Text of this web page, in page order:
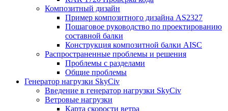
Композитный дизайн
Пример композитного дизайна AS2327
Пошаговое руководство по проектированию
составной балки
Конструкция композитной балки AISC
Распространенные проблемы и решения
Проблемы с разделами
Общие проблемы
Генератор нагрузки SkyCiv
Введение в генератор нагрузки SkyCiv
Ветровые нагрузки
Карта скорости ветра